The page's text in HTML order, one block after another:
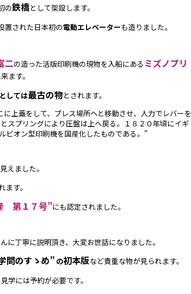
の鉄橋として架設します。
置された日本初の電動エレベーターも造りました。
二の造った活版印刷機の現物を入船にあるミズノプリ
ます。
しては最古の物とされます。
上蓋をして、プレス場所へと移動させ、人力でレバーを
スプリングにより圧盤は上へ戻る。１８２０年頃にイギ
ビオン型印刷機を国産化したものである。”
えました。
ます。
第１７号”にも認定されました。
丁寧に説明頂き、大変お世話になりました。
問のすゝめ”の初本版など貴重な物が見られます。
学には予約が必要です。